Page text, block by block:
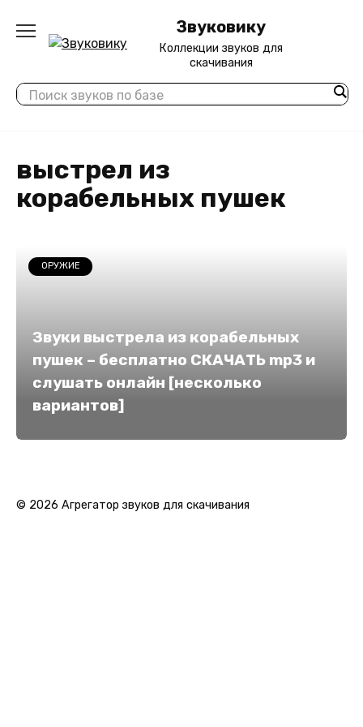
содержанию
Звуковику
Коллекции звуков для
скачивания
выстрел из
корабельных пушек
ОРУЖИЕ
Звуки выстрела из корабельных
пушек – бесплатно СКАЧАТЬ mp3 и
слушать онлайн [несколько
вариантов]
© 2026 Агрегатор звуков для скачивания